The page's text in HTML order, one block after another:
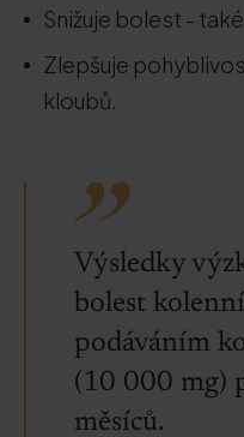
Snižuje bolest -
Zlepšuje
kloubů.
Výsledky
bolest
podáváním
(10 000 mg)
měsíců.